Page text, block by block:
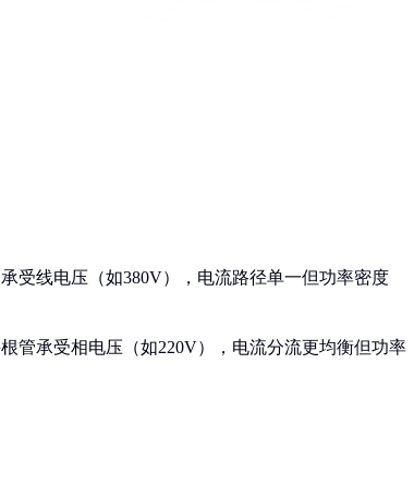
受线电压（如380V），电流路径单一但功率密度
管承受相电压（如220V），电流分流更均衡但功率